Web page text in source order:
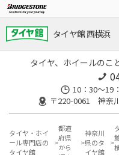
タイヤ館 西横浜
タイヤ、ホイールのこ
10：30～19
〒220-0061 神奈
タイヤ・ホイ
ール専門店の
タイヤ館
都道
府県
から
神奈川
県のタ
イヤ館